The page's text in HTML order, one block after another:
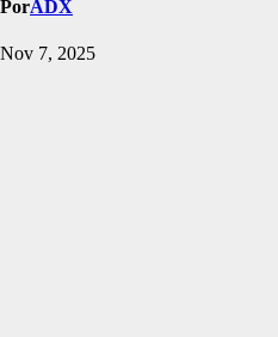
PorADX
Nov 7, 2025